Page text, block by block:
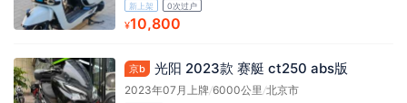
新上架 0次过户
¥10,800
京b 光阳 2023款 赛艇 ct250 abs版
2023年07月上牌/6000公里/北京市